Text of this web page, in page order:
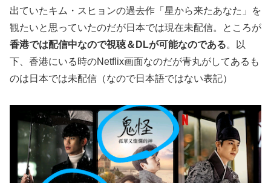
出ていたキム・スヒョンの過去作「星から来たあなた」を
観たいと思っていたのだが日本では現在未配信。ところが
香港では配信中なので視聴＆DLが可能なのである。以
下、香港にいる時のNetflix画面なのだが青丸がしてあるも
のは日本では未配信（なので日本語ではない表記）